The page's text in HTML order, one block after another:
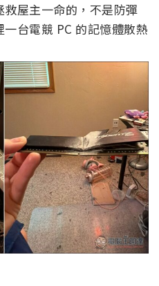
屋主一命的，不是防彈
台電競 PC 的記憶體散熱